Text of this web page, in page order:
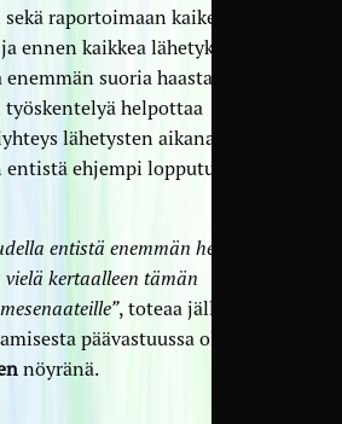
raportoimaan kaiken
ennen kaikkea lähetyksiin
enemmän suoria haastatteluja.
helpottaa
lähetysten aikana. Sen
entistä ehjempi lopputulos
entistä enemmän hetkessä
kertaalleen tämän
, toteaa jälleen
päävastuussa ollut
nöyränä.